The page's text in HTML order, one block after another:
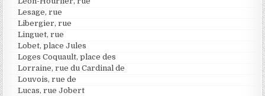
Lesage, rue
Libergier, rue
Linguet, rue
Lobet, place Jules
Loges Coquault, place des
Lorraine, rue du Cardinal de
Louvois, rue de
Lucas, rue Jobert